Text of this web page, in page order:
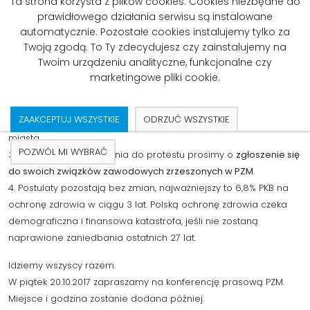
Medycznych z dn. 16.10.2017r.
1. Protest Głodowy Porozumienia Rezydentów OZZL w dniu
został przemieniony w
Protest Głodowy
Porozumienia Zawodów Medycznych.
oficjalnie biorą w nim udział.
2. Prostestrozlewa się na cały kraj, będą dołączać kolejne
miasta.
3. Chętnych do dołączenia do protestu prosimy o zgłoszenie się
do swoich związków zawodowych zrzeszonych w PZM.
4. Postulaty pozostają bez zmian, najważniejszy to 6,8% PKB na
ochronę zdrowia w ciągu 3 lat. Polską ochronę zdrowia czeka
demograficzna i finansowa katastrofa, jeśli nie zostaną
naprawione zaniedbania ostatnich 27 lat.
Idziemy wszyscy razem.
W piątek 20.10.2017 zapraszamy na konferencję prasową PZM.
Miejsce i godzina zostanie dodana później.
prawidłowego działania serwisu są instalowane
automatycznie. Pozostałe cookies instalujemy tylko za
Twoją zgodą. To Ty zdecydujesz czy zainstalujemy na
Twoim urządzeniu analityczne, funkcjonalne czy
marketingowe pliki cookie.
ZAAKCEPTUJ WSZYSTKIE ODRZUĆ WSZYSTKIE
POZWÓL MI WYBRAĆ